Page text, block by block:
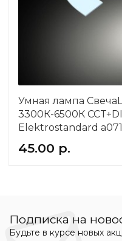
Умная лампа
3300К-6500К
Elektrostandard
45.00 р.
Подписка на
Будьте в курсе новых